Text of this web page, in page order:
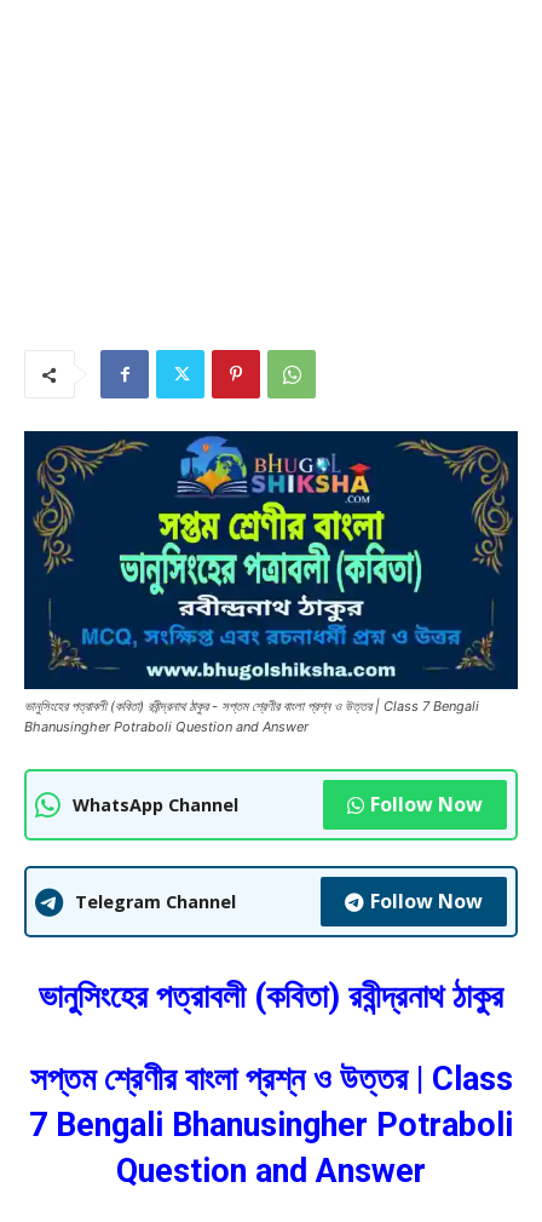
ভানুসিংহের পত্রাবলী (কবিতা) রবীন্দ্রনাথ ঠাকুর - সপ্তম শ্রেণীর বাংলা প্রশ্ন ও উত্তর | Class 7 Bengali
Bhanusingher Potraboli Question and Answer
WhatsApp Channel Follow Now
Telegram Channel Follow Now
ভানুসিংহের পত্রাবলী (কবিতা) রবীন্দ্রনাথ ঠাকুর
সপ্তম শ্রেণীর বাংলা প্রশ্ন ও উত্তর | Class
7 Bengali Bhanusingher Potraboli
Question and Answer